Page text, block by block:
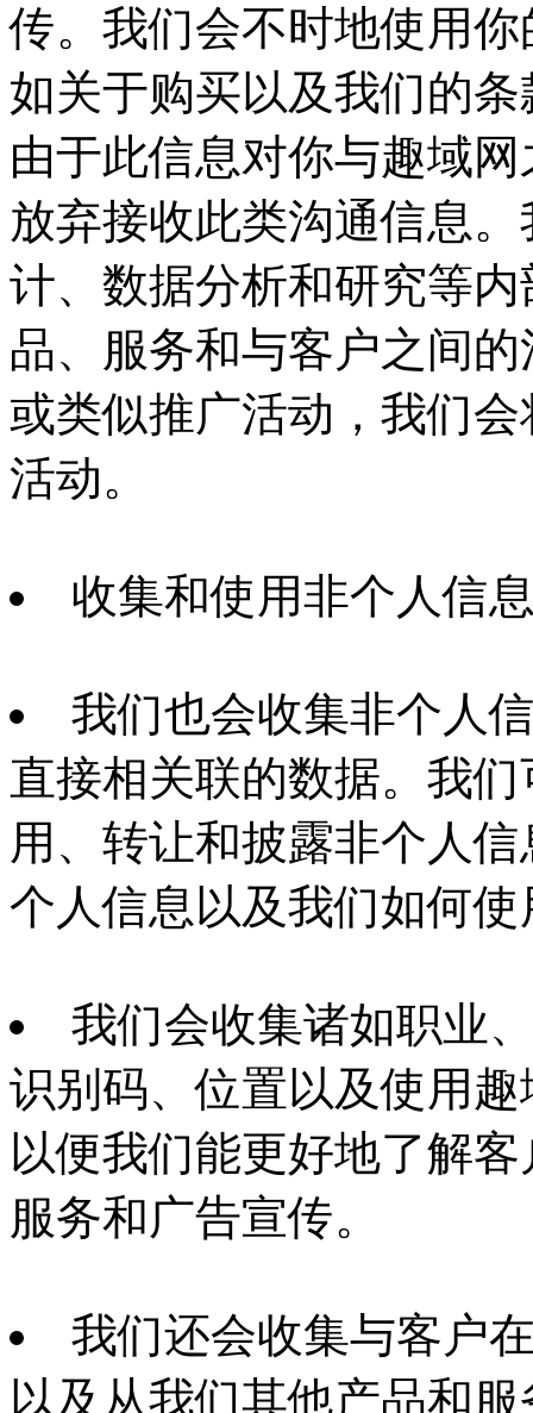
传。我们会不时地使用
如关于购买以及我们的
由于此信息对你与趣域
放弃接收此类沟通信息
计、数据分析和研究等
品、服务和与客户之间
或类似推广活动，我们
活动。
收集和使用非个人信
我们也会收集非个人
直接相关联的数据。我
用、转让和披露非个人
个人信息以及我们如何
我们会收集诸如职业
识别码、位置以及使用
以便我们能更好地了解
服务和广告宣传。
我们还会收集与客户
以及从我们其他产品和